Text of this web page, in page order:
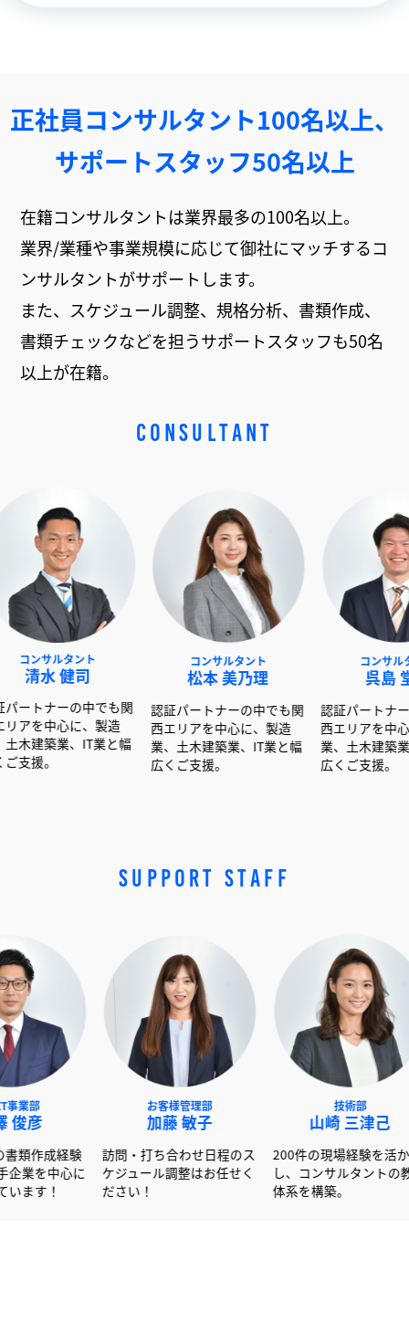
正社員コンサルタント100名以上、
サポートスタッフ50名以上
在籍コンサルタントは業界最多の100名以上。
業界/業種や事業規模に応じて御社にマッチするコ
ンサルタントがサポートします。
また、スケジュール調整、規格分析、書類作成、
書類チェックなどを担うサポートスタッフも50名
以上が在籍。
CONSULTANT
ント
中でも関
、製造
IT業と幅
コンサルタント
松本 美乃理
認証パートナーの中でも関
西エリアを中心に、製造
業、土木建築業、IT業と幅
広くご支援。
コンサルタント
認証パートナーの中でも関
西エリアを中心に、製造
業、土木建築業、IT業と幅
広くご支援。
SUPPORT STAFF
山
200件の現
し、コンサ
体系を構築
訪問・打ち合わせ日程のス
ケジュール調整はお任せく
600社以上の書類作成経験
を活かし大手企業を中心に
サポートしています！